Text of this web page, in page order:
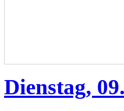
Dienstag,